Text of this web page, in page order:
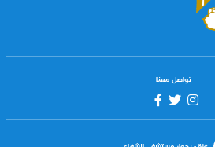
تواصل معنا